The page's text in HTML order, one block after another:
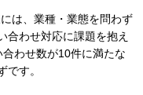
は、業種・業態を問わず
合わせ対応に課題を抱え
わせ数が10件に満たな
です。